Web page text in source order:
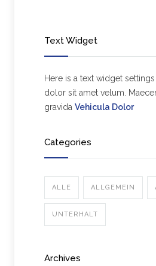
Text Widget
Here is a text widget
dolor sit amet velum.
gravida Vehicula Dolor
Categories
ALLE ALLGEMEIN
UNTERHALT
Archives